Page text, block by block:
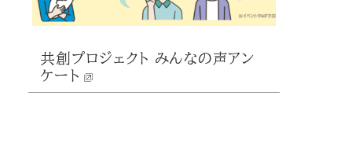
共創プロジェクト みんなの声アン
ケート